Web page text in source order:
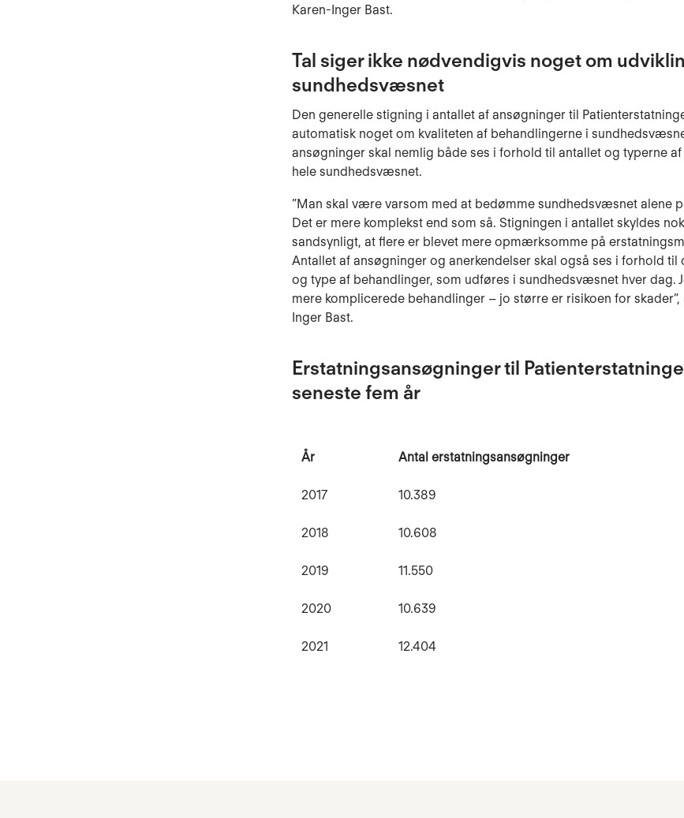
Karen-Inger Bast.
Tal siger ikke nødvendigvis noget om
sundhedsvæsnet
Den generelle stigning i antallet af ansøgninger til
automatisk noget om kvaliteten af behandlingerne i
ansøgninger skal nemlig både ses i forhold til antallet og typerne
hele sundhedsvæsnet.
”Man skal være varsom med at bedømme sundhedsvæsnet alene
Det er mere komplekst end som så. Stigningen i antallet skyldes
sandsynligt, at flere er blevet mere opmærksomme på
Antallet af ansøgninger og anerkendelser skal også ses i forhold
og type af behandlinger, som udføres i sundhedsvæsnet hver dag.
mere komplicerede behandlinger – jo større er risikoen for skader”,
Inger Bast.
Erstatningsansøgninger til
seneste fem år
År Antal erstatningsansøgninger
2017 10.389
2018 10.608
2019 11.550
2020 10.639
2021 12.404